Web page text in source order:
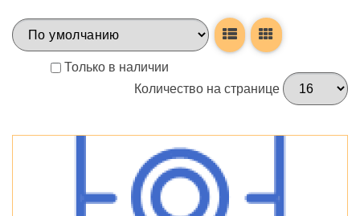
Только в наличии
Количество на странице